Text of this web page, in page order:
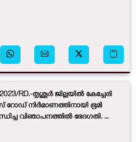
RD.-തൃശൂർ ജില്ലയിൽ കേച്ചേരി
നിർമാണത്തിനായി ഭൂമി
വിഞാപനത്തിൽ ഭേദഗതി. ...